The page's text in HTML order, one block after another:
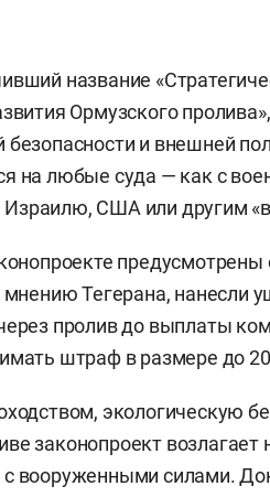
название
Ормузского
и внешней
на любые суда — как с
США или другим
Тегерана, нанесли
пролив до выплаты
штраф в размере до
экологическую
законопроект возлагает
вооруженными силами.